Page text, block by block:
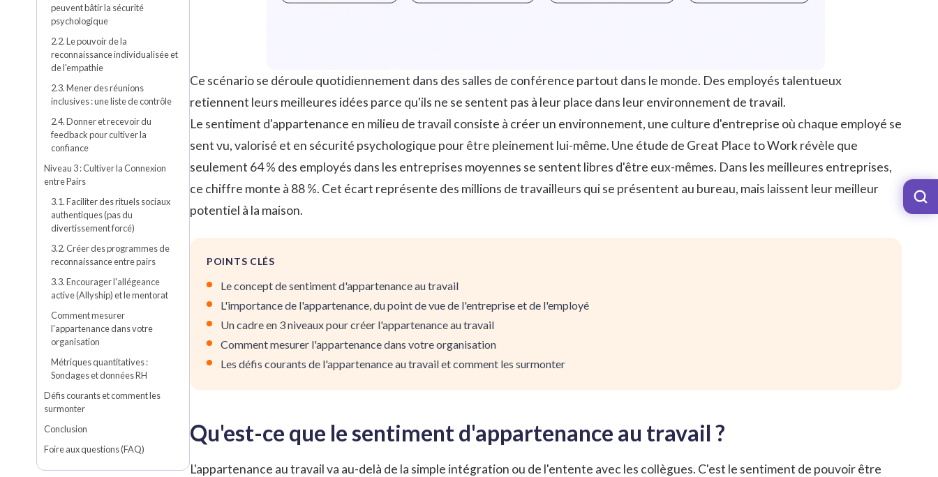
peuvent bâtir la sécurité
psychologique
2.2. Le pouvoir de la
reconnaissance individualisée et
de l'empathie
2.3. Mener des réunions
inclusives : une liste de contrôle
2.4. Donner et recevoir du
feedback pour cultiver la
confiance
Niveau 3 : Cultiver la Connexion
entre Pairs
3.1. Faciliter des rituels sociaux
authentiques (pas du
divertissement forcé)
3.2. Créer des programmes de
reconnaissance entre pairs
3.3. Encourager l'allégeance
active (Allyship) et le mentorat
Comment mesurer
l'appartenance dans votre
organisation
Métriques quantitatives :
Sondages et données RH
Défis courants et comment les
surmonter
Conclusion
Foire aux questions (FAQ)
Ce scénario se déroule quotidiennement dans des salles de conférence partout dans le monde. Des employés talentueux
retiennent leurs meilleures idées parce qu'ils ne se sentent pas à leur place dans leur environnement de travail.
Le sentiment d'appartenance en milieu de travail consiste à créer un environnement, une culture d'entreprise où chaque employé se
sent vu, valorisé et en sécurité psychologique pour être pleinement lui-même. Une étude de Great Place to Work révèle que
seulement 64 % des employés dans les entreprises moyennes se sentent libres d'être eux-mêmes. Dans les meilleures entreprises,
ce chiffre monte à 88 %. Cet écart représente des millions de travailleurs qui se présentent au bureau, mais laissent leur meilleur
potentiel à la maison.
POINTS CLÉS
Le concept de sentiment d'appartenance au travail
L'importance de l'appartenance, du point de vue de l'entreprise et de l'employé
Un cadre en 3 niveaux pour créer l'appartenance au travail
Comment mesurer l'appartenance dans votre organisation
Les défis courants de l'appartenance au travail et comment les surmonter
Qu'est-ce que le sentiment d'appartenance au travail ?
L'appartenance au travail va au-delà de la simple intégration ou de l'entente avec les collègues. C'est le sentiment de pouvoir être